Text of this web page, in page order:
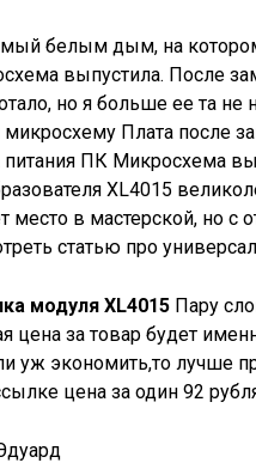
белым дым, на
выпустила. После
но я больше ее та
микросхему Плата после
питания ПК Микросхема
XL4015
место в мастерской, но с
статью про
модуля XL4015 Пару
цена за товар будет
уж экономить,то лучше
цена за один 92